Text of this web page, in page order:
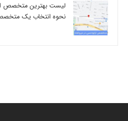
لیست بهترین متخصص
نحوه انتخاب یک